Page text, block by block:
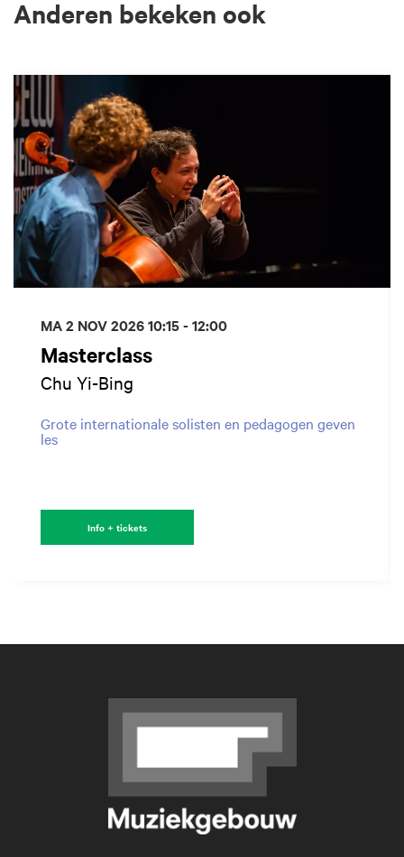
Anderen bekeken ook
Masterclass
Chu Yi-Bing
Grote internationale solisten en pedagogen geven
les
MA 2 NOV 202610:15 - 12:00
Info + tickets